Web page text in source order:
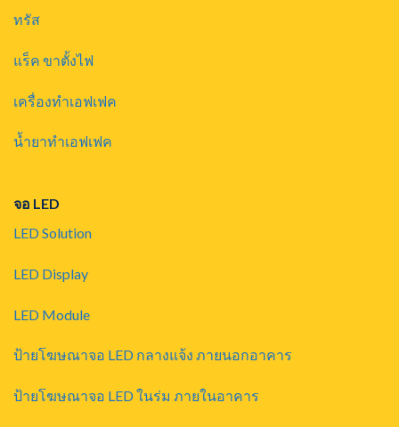
ทรัส
แร็ค ขาตั้งไฟ
เครื่องทำเอฟเฟค
น้ำยาทำเอฟเฟค
จอ LED
LED Solution
LED Display
LED Module
ป้ายโฆษณาจอ LED กลางแจ้ง ภายนอกอาคาร
ป้ายโฆษณาจอ LED ในร่ม ภายในอาคาร